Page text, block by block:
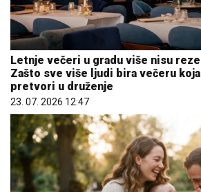
Letnje večeri u gradu više nisu
Zašto sve više ljudi bira večeru
pretvori u druženje
23. 07. 2026 12:47